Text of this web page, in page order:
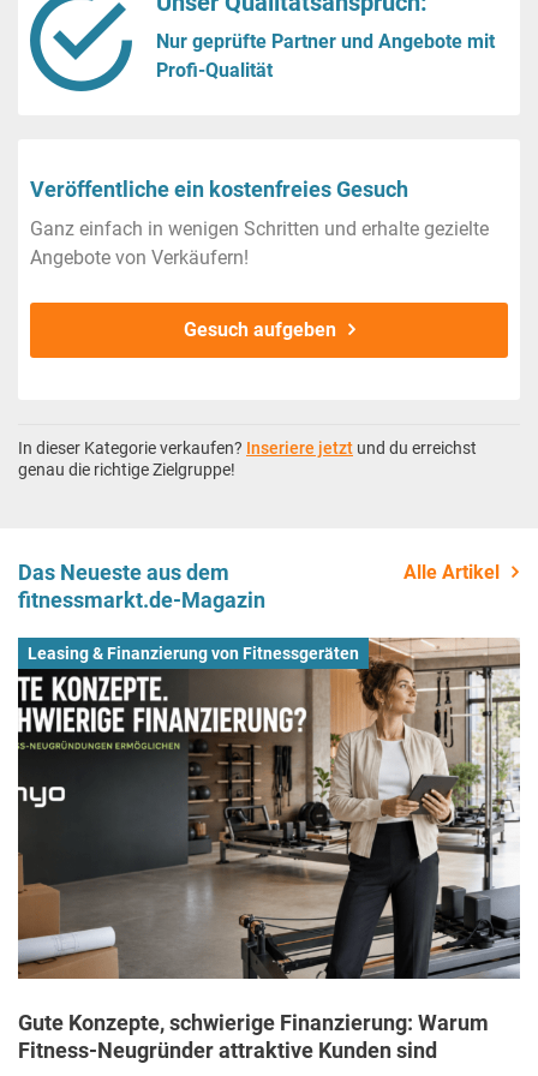
Nur geprüfte Partner und Angebote mit
Profi-Qualität
Veröffentliche ein kostenfreies Gesuch
Ganz einfach in wenigen Schritten und erhalte gezielte
Angebote von Verkäufern!
Gesuch aufgeben
In dieser Kategorie verkaufen? Inseriere jetzt und du erreichst
genau die richtige Zielgruppe!
Das Neueste aus dem
fitnessmarkt.de-Magazin
Alle Artikel
Leasing & Finanzierung von Fitnessgeräten
Gute Konzepte, schwierige Finanzierung: Warum
Fitness-Neugründer attraktive Kunden sind